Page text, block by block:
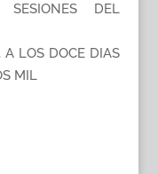
DEL
A LOS DOCE DIAS
MIL